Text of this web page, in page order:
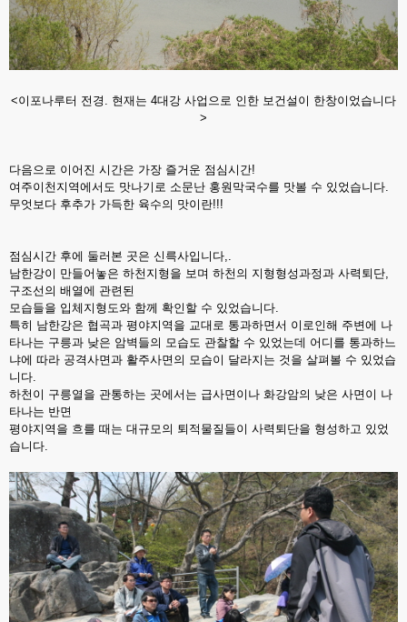
<이포나루터 전경. 현재는 4대강 사업으로 인한 보건설이 한창이었습니다
>
다음으로 이어진 시간은 가장 즐거운 점심시간!
여주이천지역에서도 맛나기로 소문난 홍원막국수를 맛볼 수 있었습니다.
무엇보다 후추가 가득한 육수의 맛이란!!!
점심시간 후에 둘러본 곳은 신륵사입니다,.
남한강이 만들어놓은 하천지형을 보며 하천의 지형형성과정과 사력퇴단,
구조선의 배열에 관련된
모습들을 입체지형도와 함께 확인할 수 있었습니다.
특히 남한강은 협곡과 평야지역을 교대로 통과하면서 이로인해 주변에 나
타나는 구릉과 낮은 암벽들의 모습도 관찰할 수 있었는데 어디를 통과하느
냐에 따라 공격사면과 활주사면의 모습이 달라지는 것을 살펴볼 수 있었습
니다.
하천이 구릉열을 관통하는 곳에서는 급사면이나 화강암의 낮은 사면이 나
타나는 반면
평야지역을 흐를 때는 대규모의 퇴적물질들이 사력퇴단을 형성하고 있었
습니다.